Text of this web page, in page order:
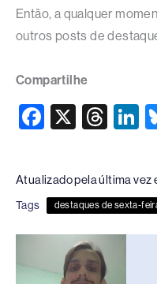
Então, a qualquer
outros posts de
Compartilhe
F
c
e
b
o
o
X
T
e
a
d
s
e
n
Atualizado pela última vez
Tags destaques de sexta-